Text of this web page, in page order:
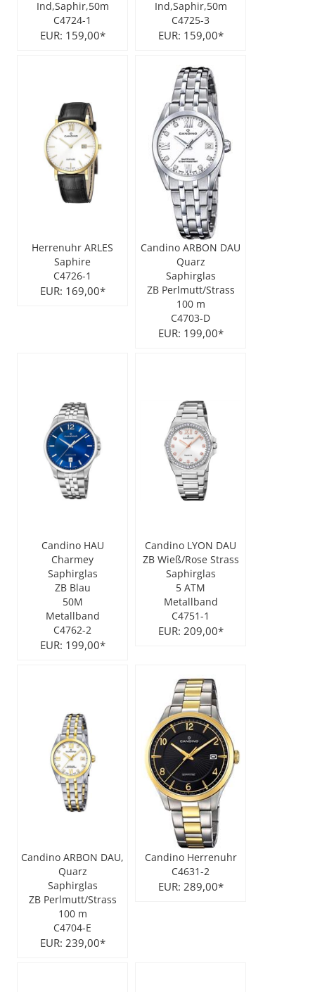
City Milanese
POLICE
TASCHENUHREN
Ohrschmuck
LES GEORGETTES
POLICE
POLLER COLLECTION
XENOX Silber
Ind,Saphir,50m
C4724-1
EUR: 159,00*
Ind,Saphir,50m
C4725-3
EUR: 159,00*
Herrenuhr ARLES
Saphire
C4726-1
EUR: 169,00*
Candino ARBON DAU
Quarz
Saphirglas
ZB Perlmutt/Strass
100 m
C4703-D
EUR: 199,00*
Candino HAU
Charmey
Saphirglas
ZB Blau
50M
Metallband
C4762-2
EUR: 199,00*
Candino LYON DAU
ZB Wieß/Rose Strass
Saphirglas
5 ATM
Metallband
C4751-1
EUR: 209,00*
Candino ARBON DAU,
Quarz
Saphirglas
ZB Perlmutt/Strass
100 m
C4704-E
EUR: 239,00*
Candino Herrenuhr
C4631-2
EUR: 289,00*